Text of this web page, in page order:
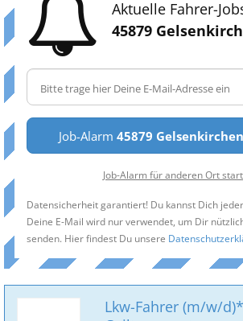
Aktuelle Fahrer-
45879
Job-Alarm 45879 Gelsenkirchen
Job-Alarm für anderen Ort
Datensicherheit garantiert! Du kannst Dich
Deine E-Mail wird nur verwendet, um Dir
senden. Hier findest Du unsere
Lkw-Fahrer (m/w/